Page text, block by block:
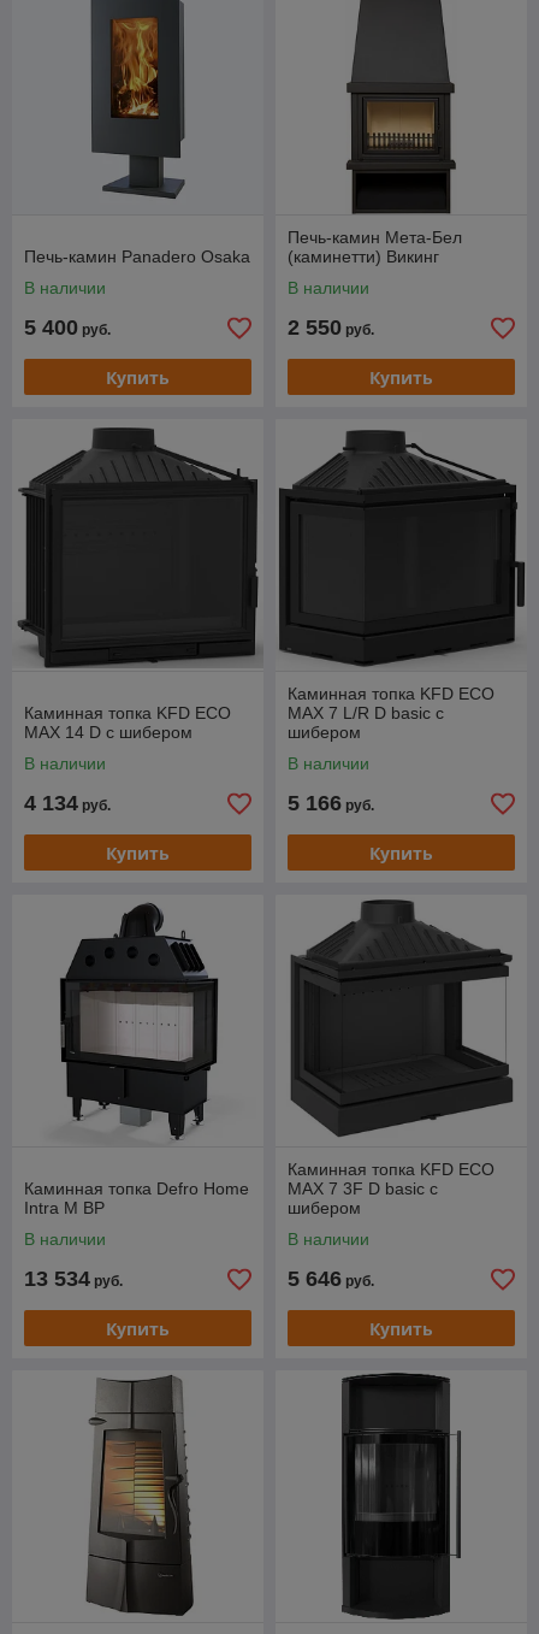
Печь-камин Panadero Osaka
В наличии
5 400 руб.
Купить
Печь-камин Мета-Бел
(каминетти) Викинг
В наличии
2 550 руб.
Купить
Каминная топка KFD ECO
MAX 14 D с шибером
В наличии
4 134 руб.
Купить
Каминная топка KFD ECO
MAX 7 L/R D basic с
шибером
В наличии
5 166 руб.
Купить
Каминная топка Defro Home
Intra M BP
В наличии
13 534 руб.
Купить
Каминная топка KFD ECO
MAX 7 3F D basic с
шибером
В наличии
5 646 руб.
Купить